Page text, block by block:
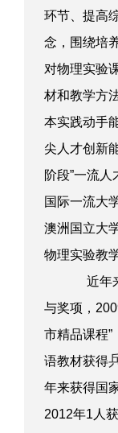
环节、提高
念，围绕培
对物理实验
材和教学方
本实践动手
尖人才创新
阶段”一流
国际一流大
澳洲国立大
物理实验教
近年
与奖项，
市精品课程”
语教材获得
年来获得国
2012年1 人